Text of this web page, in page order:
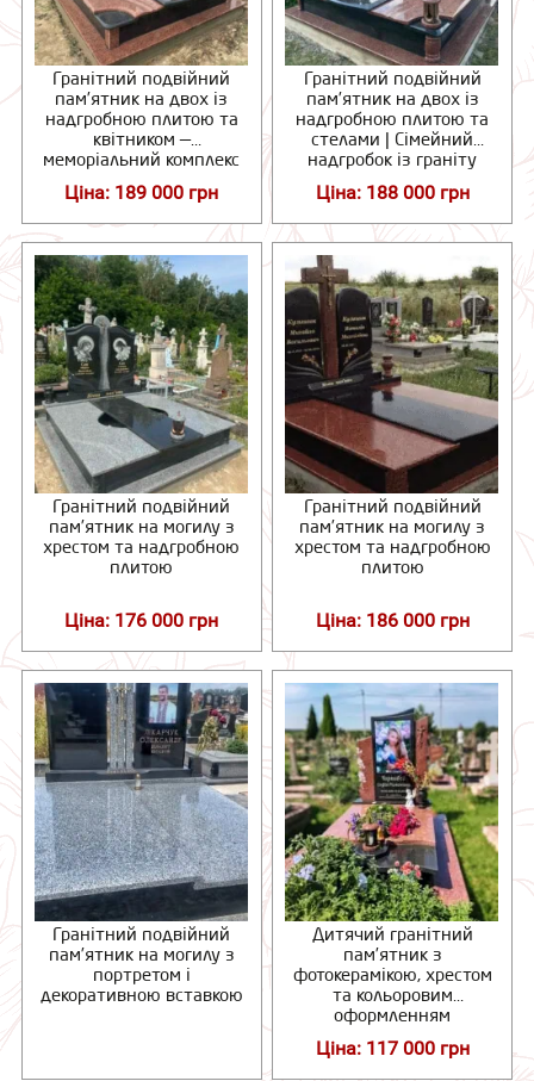
Гранітний подвійний
пам’ятник на двох із
надгробною плитою та
квітником —
меморіальний комплекс
із граніту
Ціна: 189 000 грн
Гранітний подвійний
пам’ятник на двох із
надгробною плитою та
стелами | Сімейний
надгробок із граніту
Ціна: 188 000 грн
Гранітний подвійний
пам’ятник на могилу з
хрестом та надгробною
плитою
Ціна: 176 000 грн
Гранітний подвійний
пам’ятник на могилу з
хрестом та надгробною
плитою
Ціна: 186 000 грн
Гранітний подвійний
пам’ятник на могилу з
портретом і
декоративною вставкою
Дитячий гранітний
пам’ятник з
фотокерамікою, хрестом
та кольоровим
оформленням
Ціна: 117 000 грн